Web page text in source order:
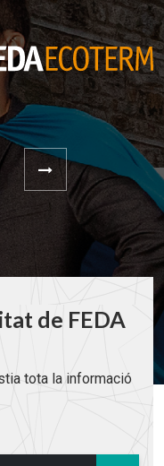
de FEDA
tota la informació